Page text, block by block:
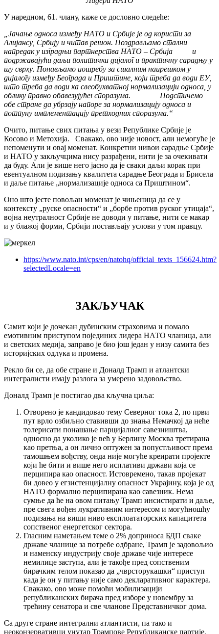
У наредном, 61. члану, каже се дословно следеће:
„Јачање односа између НАТО и Србије је од користи за
Алијансу, Србију и читав регион. Поздрављамо стални
напредак у изградњи партнерства НАТО – Србија и
подржавајући даљи политички дијалог и практичну сарадњу у
ту сврху. Понављамо потребу за сталним напретком у
дијалогу између Београда и Приштине, који треба да води ЕУ,
што треба да води ка свеобухватној нормализацији односа, у
облику правно обавезујућег споразума. Подстичемо
обе стране да убрзају напоре за нормализацију односа и
потпуну имплементацију претходних споразума.“
Очито, питање свих питања у вези Републике Србије је
Косово и Метохија. Свакако, ово није новост, али немогуће је
непоменути и овај моменат. Конкретни нивои сарадње Србије
и НАТО у закључцима нису разрађени, нити је за очекивати
да буду. Али је више него јасно да је сваки даљи корак при
евентуалном подизању квалитета сарадње Београда и Брисела
и даље питање „нормализације односа са Приштином“.
Оно што јесте повољан моменат је чињеница да се у
контексту „руске опасности“ и „борбе против руског утицаја“,
војна неутралност Србије не доводи у питање, нити се макар
и у блажој форми, Србији постављају услови у том правцу.
https://www.nato.int/cps/en/natohq/official_texts_156624.htm?
selectedLocale=en
ЗАКЉУЧАК
Самит који је дочекан дубинским страховима и помало
емотивним приступом појединих лидера НАТО чланица, али
и светских медија, заправо је био још један у низу самита без
историјских одлука и промена.
Рекло би се, да обе стране и Доналд Трамп и атлантски
интегралисти имају разлога за умерено задовољство.
Доналд Трамп је постигао два кључна циља:
Отворено је кандидовао тему Северног тока 2, по први
пут врло озбиљно ставивши до знања Немачкој да неће
толерисати понашање парцијалног савезништва,
односно да уколико је већ у Берлину Москва третирана
као претња, а он лично оптужен за попустљивост према
тамошњем вођству, онда није могуће креирати пројекте
који ће бити и више него исплативи држави која се
перципира као опасност. Истовремено, такав пројекат
би довео у егзистенцијалну опасност Украјину, која је од
НАТО формално перципирана као савезник. Нема
сумње да ће на овом питању Трамп инсистирати и даље,
пре свега вођен лукративним интересом и могућношћу
подизања на виши ниво експлоататорских капацитета
сопственог енергетског сектора.
Гласним наметањем теме о 2% доприноса БДП сваке
државе чланице за потребе одбране, Трамп је задовољио
и наменску индустрију своје државе чије интересе
немилице заступа, али је такође пред сопственим
бирачким телом показао да „чврсторукашки“ приступ
када је он у питању није само декларативног карактера.
Свакако, ово може помоћи мобилизацији
републиканских бирача пред изборе у новембру за
трећину сенатора и све чланове Представничког дома.
Са друге стране интегрални атлантисти, па тако и
неоконзервативци унутар Трампове Републиканске партије,